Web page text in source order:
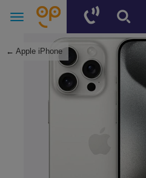
← Apple iPhone